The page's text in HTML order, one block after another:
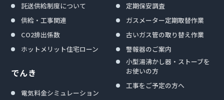
託送供給制度について
供給・工事関連
CO2排出係数
ホットメリット住宅ローン
でんき
電気料金シミュレーション
定期保安調査
ガスメーター定期取替作業
古いガス管の取り替え作業
警報器のご案内
小型湯沸かし器・ストーブを
お使いの方
工事をご予定の方へ